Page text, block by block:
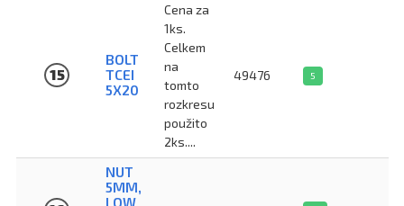
15
BOLT
TCEI
5X20
Cena za
1ks.
Celkem
na
tomto
rozkresu
použito
2ks....
49476 5
NUT
5MM,
LOW